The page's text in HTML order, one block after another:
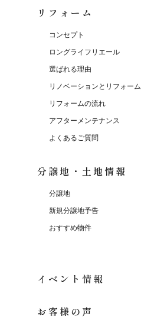
リフォーム
コンセプト
ロングライフリエール
選ばれる理由
リノベーションとリフォーム
リフォームの流れ
アフターメンテナンス
よくあるご質問
分譲地・土地情報
分譲地
新規分譲地予告
おすすめ物件
イベント情報
お客様の声